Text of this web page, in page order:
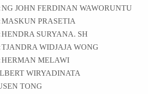
NG JOHN FERDINAN WAWORUNTU
MASKUN PRASETIA
HENDRA SURYANA. SH
TJANDRA WIDJAJA WONG
HERMAN MELAWI
WIRYADINATA
TONG